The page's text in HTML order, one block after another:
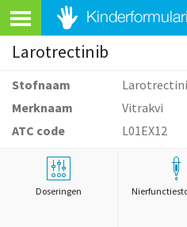
Larotrectinib
Stofnaam
Merknaam
Vitrakvi
ATC code
L01EX12
Doseringen